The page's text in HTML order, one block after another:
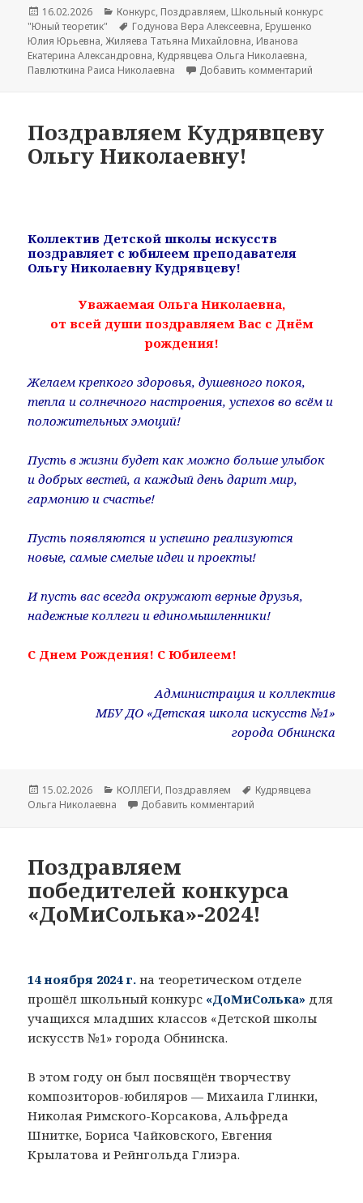
Опубликовано
16.02.2026 Рубрики
Конкурс, Поздравляем, Школьный конкурс
"Юный теоретик"
Метки
Годунова Вера Алексеевна, Ерушенко
Юлия Юрьевна,Жиляева Татьяна Михайловна, Иванова
Екатерина Александровна, Кудрявцева Ольга Николаевна,
Павлюткина Раиса Николаевна
Добавить комментарий
Поздравляем Кудрявцеву
Ольгу Николаевну!
Коллектив Детской школы искусств
поздравляет с юбилеем преподавателя
Ольгу Николаевну Кудрявцеву!
Уважаемая Ольга Николаевна,
от всей души поздравляем Вас с Днём
рождения!
Желаем крепкого здоровья, душевного покоя,
тепла и солнечного настроения, успехов во всём и
положительных эмоций!
Пусть в жизни будет как можно больше улыбок
и добрых вестей, а каждый день дарит мир,
гармонию и счастье!
Пусть появляются и успешно реализуются
новые, самые смелые идеи и проекты!
И пусть вас всегда окружают верные друзья,
надежные коллеги и единомышленники!
С Днем Рождения! С Юбилеем!
Администрация и коллектив
МБУ ДО «Детская школа искусств №1»
города Обнинска
Опубликовано
15.02.2026 Рубрики
КОЛЛЕГИ, Поздравляем Метки
Кудрявцева
Ольга Николаевна
Добавить комментарий
Поздравляем
победителей конкурса
«ДоМиСолька»-2024!
14 ноября 2024 г. на теоретическом отделе
прошёл школьный конкурс «ДоМиСолька» для
учащихся младших классов «Детской школы
искусств №1» города Обнинска.
В этом году он был посвящён творчеству
композиторов-юбиляров — Михаила Глинки,
Николая Римского-Корсакова, Альфреда
Шнитке, Бориса Чайковского, Евгения
Крылатова и Рейнгольда Глиэра.